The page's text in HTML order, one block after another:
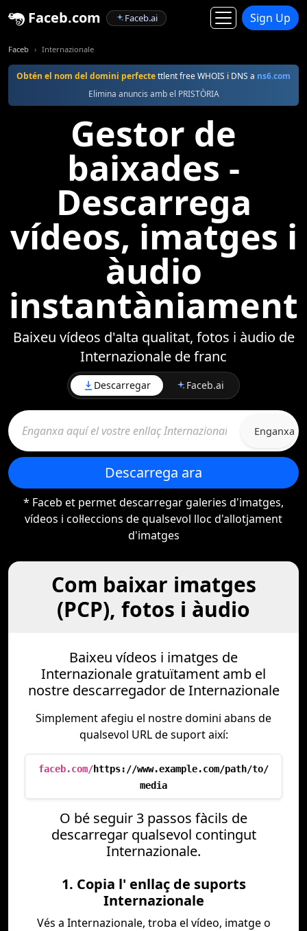
Faceb.com Faceb.ai Sign Up
Faceb Internazionale
Obtén el nom del domini perfectettlent free WHOIS i DNS a ns6.com
Elimina anuncis amb el PRISTÒRIA
Gestor de
baixades -
Descarrega
vídeos, imatges i
àudio
instantàniament
Baixeu vídeos d'alta qualitat, fotos i àudio de
Internazionale de franc
Descarregar Faceb.ai
Enganxa
Descarrega ara
* Faceb et permet descarregar galeries d'imatges,
vídeos i col·leccions de qualsevol lloc d'allotjament
d'imatges
Com baixar imatges
(PCP), fotos i àudio
Baixeu vídeos i imatges de
Internazionale gratuïtament amb el
nostre descarregador de Internazionale
Simplement afegiu el nostre domini abans de
qualsevol URL de suport així:
faceb.com/https://www.example.com/path/to/
media
O bé seguir 3 passos fàcils de
descarregar qualsevol contingut
Internazionale.
1. Copia l' enllaç de suports
Internazionale
Vés a Internazionale, troba el vídeo, imatge o